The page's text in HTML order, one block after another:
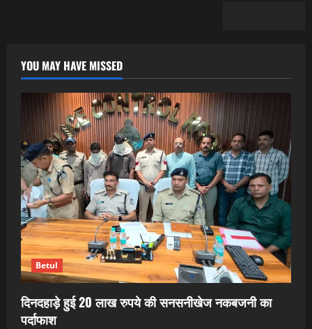
YOU MAY HAVE MISSED
Betul
दिनदहाड़े हुई 20 लाख रुपये की सनसनीखेज नकबजनी का
पर्दाफाश